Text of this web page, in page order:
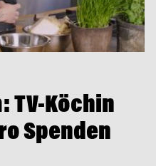
TV-Köchin
Spenden